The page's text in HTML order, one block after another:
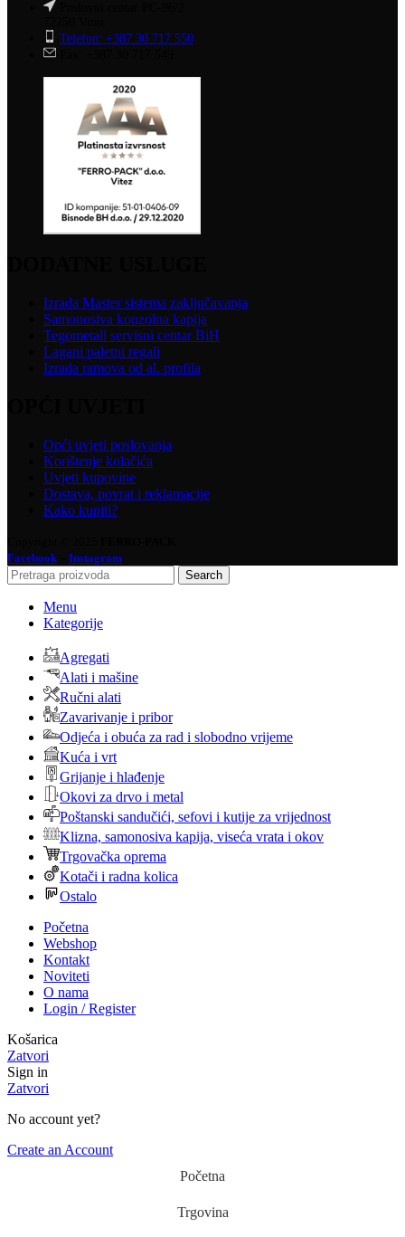
Telefon: +387 30 717 550
Izrada Master sistema zaključavanja
Samonosiva konzolna kapija
Tegometall servisni centar BiH
Lagani paletni regali
Izrada ramova od al. profila
Opći uvjeti poslovanja
Korištenje kolačića
Uvjeti kupovine
Dostava, povrat i reklamacije
Kako kupiti?
Facebook
Instagram
Search
Menu
Kategorije
Agregati
Alati i mašine
Ručni alati
Zavarivanje i pribor
Odjeća i obuća za rad i slobodno vrijeme
Kuća i vrt
Grijanje i hlađenje
Okovi za drvo i metal
Poštanski sandučići, sefovi i kutije za vrijednost
Klizna, samonosiva kapija, viseća vrata i okov
Trgovačka oprema
Kotači i radna kolica
Ostalo
Početna
Webshop
Kontakt
Noviteti
O nama
Login / Register
Košarica
Zatvori
Sign in
Zatvori
No account yet?
Create an Account
Početna
Trgovina